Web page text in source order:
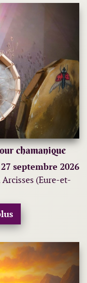
chamanique
septembre 2026
Arcisses (Eure-et-